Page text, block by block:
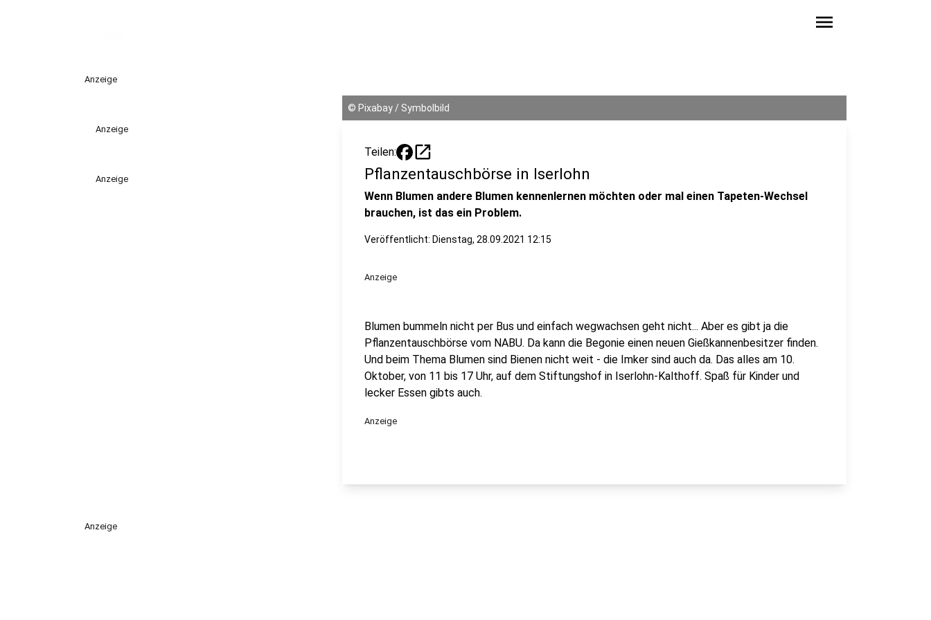
menu
Anzeige
Anzeige
Anzeige
© Pixabay / Symbolbild
Teilen: open_in_new
Pflanzentauschbörse in Iserlohn
Wenn Blumen andere Blumen kennenlernen möchten oder mal einen Tapeten-Wechsel
brauchen, ist das ein Problem.
Veröffentlicht: Dienstag, 28.09.2021 12:15
Anzeige
Blumen bummeln nicht per Bus und einfach wegwachsen geht nicht... Aber es gibt ja die
Pflanzentauschbörse vom NABU. Da kann die Begonie einen neuen Gießkannenbesitzer finden.
Und beim Thema Blumen sind Bienen nicht weit - die Imker sind auch da. Das alles am 10.
Oktober, von 11 bis 17 Uhr, auf dem Stiftungshof in Iserlohn-Kalthoff. Spaß für Kinder und
lecker Essen gibts auch.
Anzeige
Anzeige